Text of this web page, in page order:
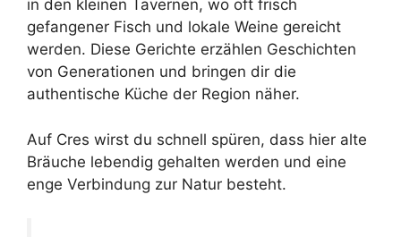
in den kleinen Tavernen, wo oft frisch
gefangener Fisch und lokale Weine gereicht
werden. Diese Gerichte erzählen Geschichten
von Generationen und bringen dir die
authentische Küche der Region näher.
Auf Cres wirst du schnell spüren, dass hier alte
Bräuche lebendig gehalten werden und eine
enge Verbindung zur Natur besteht.